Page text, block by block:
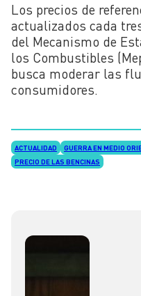
Los precios de
actualizados cada
del Mecanismo de
los Combustibles
busca moderar las
consumidores.
ACTUALIDAD GUERRA EN MEDIO
PRECIO DE LAS BENCINAS